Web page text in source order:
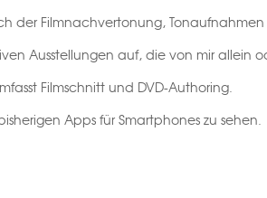
der Filmnachvertonung,
Ausstellungen auf, die von mir allein
Filmschnitt und DVD-Authoring.
Apps für Smartphones zu sehen.